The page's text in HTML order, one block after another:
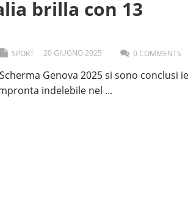
brilla con 13
SPORT 20 GIUGNO2025 0 COMMENTS
Genova 2025 si sono conclusi
indelebile nel ...